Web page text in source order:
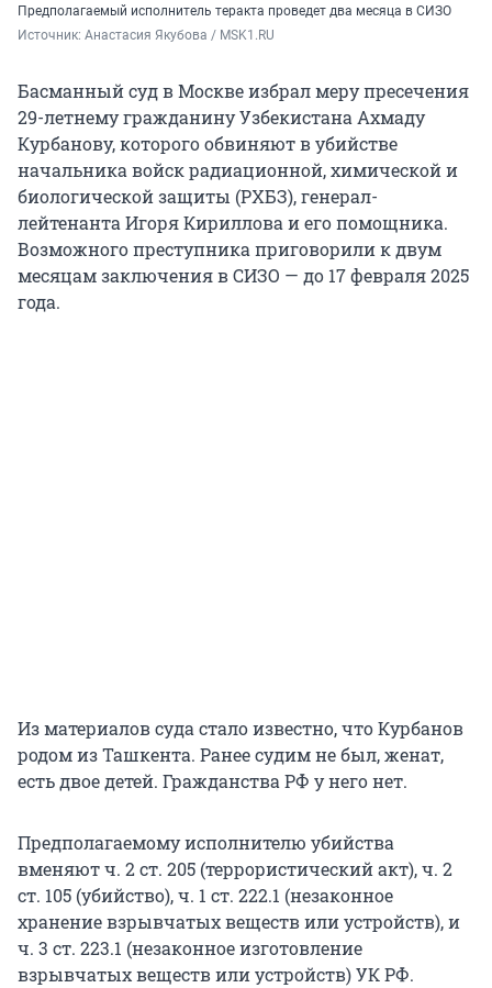
Предполагаемый исполнитель теракта проведет два месяца в СИЗО
Источник: Анастасия Якубова / MSK1.RU
Басманный суд в Москве избрал меру пресечения
29-летнему гражданину Узбекистана Ахмаду
Курбанову, которого обвиняют в убийстве
начальника войск радиационной, химической и
биологической защиты (РХБЗ), генерал-
лейтенанта Игоря Кириллова и его помощника.
Возможного преступника приговорили к двум
месяцам заключения в СИЗО — до 17 февраля 2025
года.
Из материалов суда стало известно, что Курбанов
родом из Ташкента. Ранее судим не был, женат,
есть двое детей. Гражданства РФ у него нет.
Предполагаемому исполнителю убийства
вменяют ч. 2 ст. 205 (террористический акт), ч. 2
ст. 105 (убийство), ч. 1 ст. 222.1 (незаконное
хранение взрывчатых веществ или устройств), и
ч. 3 ст. 223.1 (незаконное изготовление
взрывчатых веществ или устройств) УК РФ.